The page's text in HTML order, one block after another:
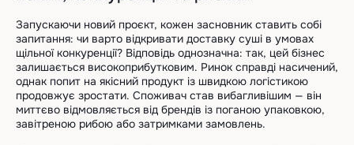
Запускаючи новий проєкт, кожен засновник ставить собі
запитання: чи варто відкривати доставку суші в умовах
щільної конкуренції? Відповідь однозначна: так, цей бізнес
залишається високоприбутковим. Ринок справді насичений,
однак попит на якісний продукт із швидкою логістикою
продовжує зростати. Споживач став вибагливішим — він
миттєво відмовляється від брендів із поганою упаковкою,
завітреною рибою або затримками замовлень.